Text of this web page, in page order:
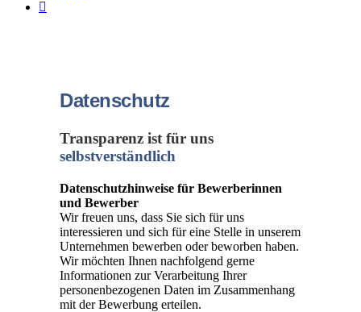
Datenschutz
Transparenz ist für uns
selbstverständlich
Datenschutzhinweise für Bewerberinnen
und Bewerber
Wir freuen uns, dass Sie sich für uns
interessieren und sich für eine Stelle in unserem
Unternehmen bewerben oder beworben haben.
Wir möchten Ihnen nachfolgend gerne
Informationen zur Verarbeitung Ihrer
personenbezogenen Daten im Zusammenhang
mit der Bewerbung erteilen.